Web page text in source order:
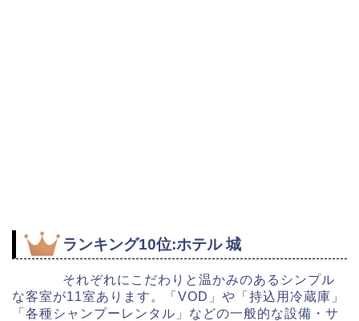
ランキング10位:ホテル 城
それぞれにこだわりと温かみのあるシンプル
な客室が11室あります。「VOD」や「持込用冷蔵庫」
「各種シャンプーレンタル」などの一般的な設備・サ